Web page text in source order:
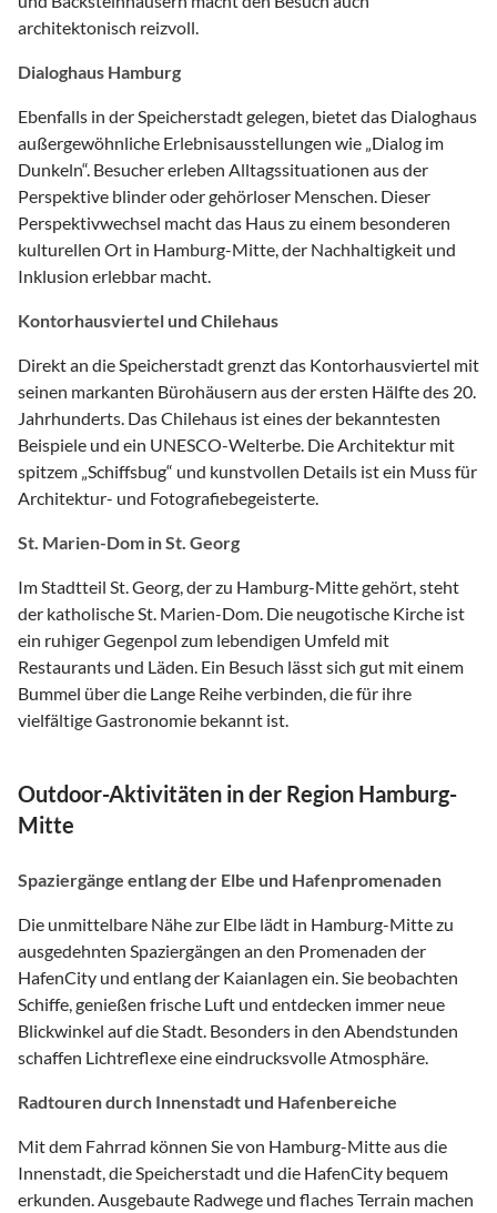
architektonisch reizvoll.
Dialoghaus Hamburg
Ebenfalls in der Speicherstadt gelegen, bietet das Dialoghaus
außergewöhnliche Erlebnisausstellungen wie „Dialog im
Dunkeln“. Besucher erleben Alltagssituationen aus der
Perspektive blinder oder gehörloser Menschen. Dieser
Perspektivwechsel macht das Haus zu einem besonderen
kulturellen Ort in Hamburg-Mitte, der Nachhaltigkeit und
Inklusion erlebbar macht.
Kontorhausviertel und Chilehaus
Direkt an die Speicherstadt grenzt das Kontorhausviertel mit
seinen markanten Bürohäusern aus der ersten Hälfte des 20.
Jahrhunderts. Das Chilehaus ist eines der bekanntesten
Beispiele und ein UNESCO-Welterbe. Die Architektur mit
spitzem „Schiffsbug“ und kunstvollen Details ist ein Muss für
Architektur- und Fotografiebegeisterte.
St. Marien-Dom in St. Georg
Im Stadtteil St. Georg, der zu Hamburg-Mitte gehört, steht
der katholische St. Marien-Dom. Die neugotische Kirche ist
ein ruhiger Gegenpol zum lebendigen Umfeld mit
Restaurants und Läden. Ein Besuch lässt sich gut mit einem
Bummel über die Lange Reihe verbinden, die für ihre
vielfältige Gastronomie bekannt ist.
Outdoor-Aktivitäten in der Region Hamburg-
Mitte
Spaziergänge entlang der Elbe und Hafenpromenaden
Die unmittelbare Nähe zur Elbe lädt in Hamburg-Mitte zu
ausgedehnten Spaziergängen an den Promenaden der
HafenCity und entlang der Kaianlagen ein. Sie beobachten
Schiffe, genießen frische Luft und entdecken immer neue
Blickwinkel auf die Stadt. Besonders in den Abendstunden
schaffen Lichtreflexe eine eindrucksvolle Atmosphäre.
Radtouren durch Innenstadt und Hafenbereiche
Mit dem Fahrrad können Sie von Hamburg-Mitte aus die
Innenstadt, die Speicherstadt und die HafenCity bequem
erkunden. Ausgebaute Radwege und flaches Terrain machen